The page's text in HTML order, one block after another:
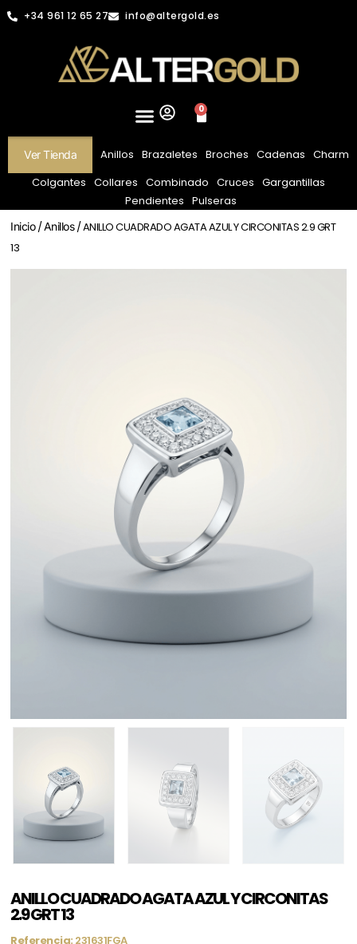
+34 961 12 65 27 info@altergold.es
0
Ver Tienda Anillos Brazaletes Broches Cadenas Charm
Colgantes Collares Combinado Cruces Gargantillas
Pendientes Pulseras
Inicio/Anillos/ ANILLO CUADRADO AGATA AZUL Y CIRCONITAS 2.9 GRT
13
ANILLO CUADRADO AGATA AZUL Y CIRCONITAS
2.9 GRT 13
Referencia: 231631FGA